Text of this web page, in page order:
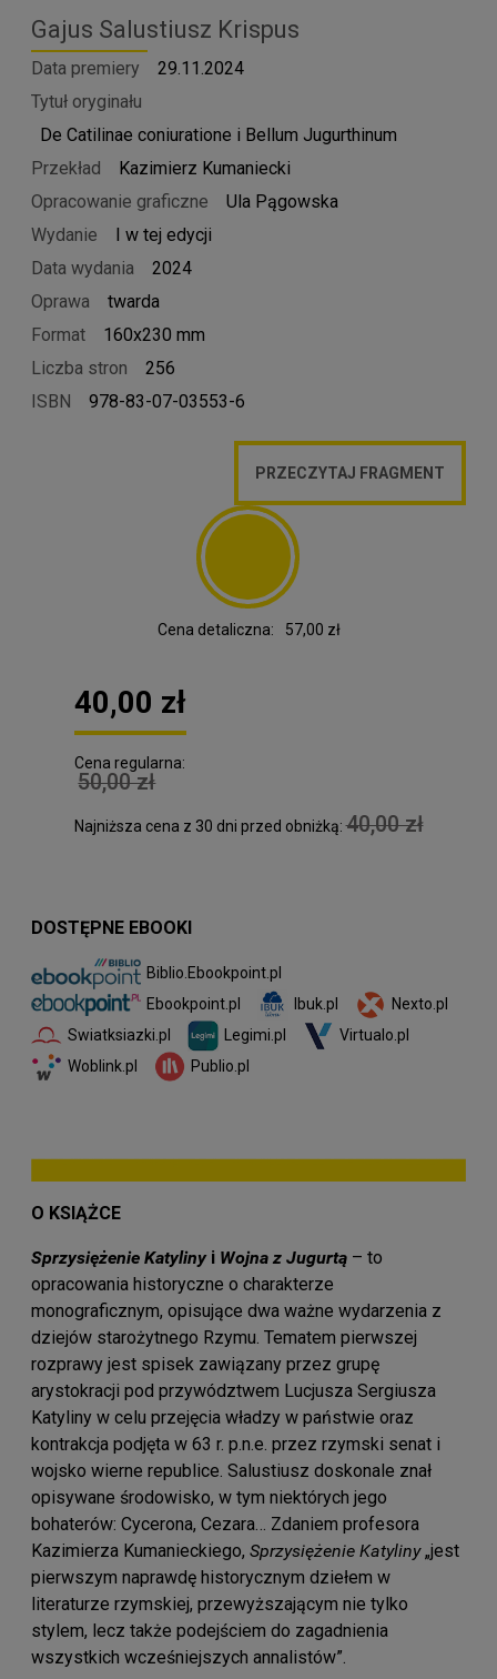
Gajus Salustiusz Krispus
Data premiery
29.11.2024
Tytuł oryginału
De Catilinae coniuratione i Bellum Jugurthinum
Przekład
Kazimierz Kumaniecki
Opracowanie graficzne
Ula Pągowska
Wydanie
I w tej edycji
Data wydania
2024
Oprawa
twarda
Format
160x230 mm
Liczba stron
256
ISBN
978-83-07-03553-6
PRZECZYTAJ FRAGMENT
40,00 zł
Cena regularna:
50,00 zł
Najniższa cena z 30 dni przed obniżką:40,00 zł
Cena detaliczna: 57,00 zł
DOSTĘPNE EBOOKI
Biblio.Ebookpoint.pl
Ebookpoint.pl
Ibuk.pl
Nexto.pl
Swiatksiazki.pl
Legimi.pl
Virtualo.pl
Woblink.pl
Publio.pl
O KSIĄŻCE
Sprzysiężenie Katylinyi Wojna z Jugurtą – to
opracowania historyczne o charakterze
monograficznym, opisujące dwa ważne wydarzenia z
dziejów starożytnego Rzymu. Tematem pierwszej
rozprawy jest spisek zawiązany przez grupę
arystokracji pod przywództwem Lucjusza Sergiusza
Katyliny w celu przejęcia władzy w państwie oraz
kontrakcja podjęta w 63 r. p.n.e. przez rzymski senat i
wojsko wierne republice. Salustiusz doskonale znał
opisywane środowisko, w tym niektórych jego
bohaterów: Cycerona, Cezara… Zdaniem profesora
Kazimierza Kumanieckiego, Sprzysiężenie Katyliny„jest
pierwszym naprawdę historycznym dziełem w
literaturze rzymskiej, przewyższającym nie tylko
stylem, lecz także podejściem do zagadnienia
wszystkich wcześniejszych annalistów”.